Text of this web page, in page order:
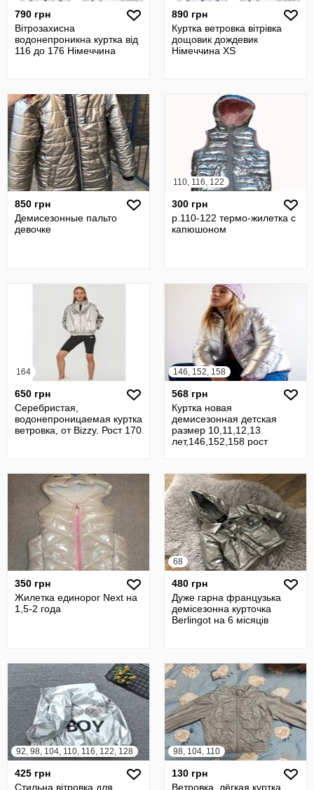
790 грн
Вітрозахисна
водонепроникна куртка від
116 до 176 Німеччина
890 грн
Куртка ветровка вітрівка
дощовик дождевик
Німеччина XS
850 грн
Демисезонные пальто
девочке
110, 116, 122
300 грн
р.110-122 термо-жилетка с
капюшоном
164
650 грн
Серебристая,
водонепроницаемая куртка
ветровка, от Bizzy. Рост 170
146, 152, 158
568 грн
Куртка новая
демисезонная детская
размер 10,11,12,13
лет,146,152,158 рост
350 грн
Жилетка единорог Next на
1,5-2 года
68
480 грн
Дуже гарна французька
демісезонна курточка
Berlingot на 6 місяців
92, 98, 104, 110, 116, 122, 128
425 грн
Стильна вітровка для
98, 104, 110
130 грн
Ветровка, лёгкая куртка